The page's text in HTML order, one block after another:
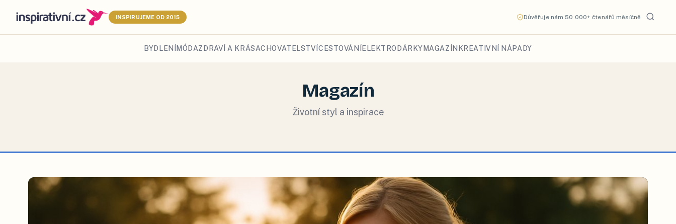
INSPIRUJEME OD 2015 Důvěřuje nám 50 000+ čtenářů měsíčně
BYDLENÍ MÓDAZDRAVÍ A KRÁSACHOVATELSTVÍCESTOVÁNÍ ELEKTRO DÁRKY MAGAZÍN KREATIVNÍ NÁPADY
Magazín
Životní styl a inspirace